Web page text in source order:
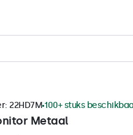
Metaal
22HD7M 100+ stuks